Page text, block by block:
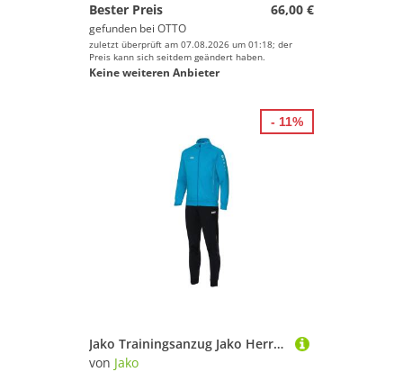
Bester Preis
66,00 €
gefunden bei OTTO
zuletzt überprüft am 07.08.2026 um 01:18; der
Preis kann sich seitdem geändert haben.
Keine weiteren Anbieter
Jako Trainingsanzug Jako Herren Polyesteranzug Brasil C9192
von Jako
- 11%